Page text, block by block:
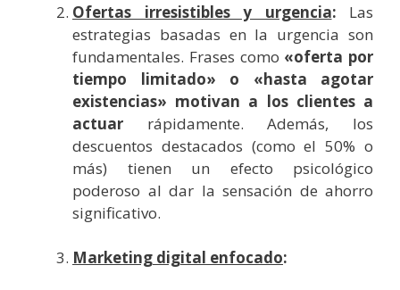
Ofertas irresistibles y urgencia: Las
estrategias basadas en la urgencia son
fundamentales. Frases como «oferta por
tiempo limitado» o «hasta agotar
existencias» motivan a los clientes a
actuar rápidamente. Además, los
descuentos destacados (como el 50% o
más) tienen un efecto psicológico
poderoso al dar la sensación de ahorro
significativo.
Marketing digital enfocado: